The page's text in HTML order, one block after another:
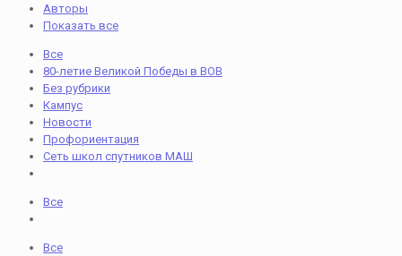
Авторы
Показать все
Все
80-летие Великой Победы в ВОВ
Без рубрики
Кампус
Новости
Профориентация
Сеть школ спутников МАШ
Все
Все